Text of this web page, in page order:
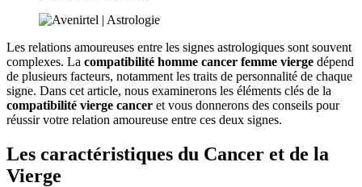
Les relations amoureuses entre les signes astrologiques sont souvent
complexes. La compatibilité homme cancer femme vierge dépend
de plusieurs facteurs, notamment les traits de personnalité de chaque
signe. Dans cet article, nous examinerons les éléments clés de la
compatibilité vierge cancer et vous donnerons des conseils pour
réussir votre relation amoureuse entre ces deux signes.
Les caractéristiques du Cancer et de la
Vierge